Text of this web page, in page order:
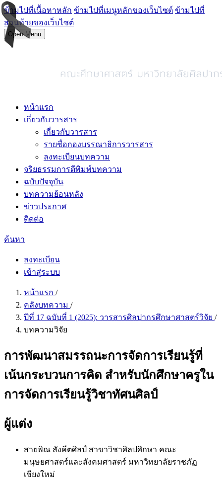
ข้ามไปที่เนื้อหาหลัก ข้ามไปที่เมนูหลักของเว็บไซต์ ข้ามไปที่
ส่วนท้ายของเว็บไซต์
Open Menu
หน้าแรก
เกี่ยวกับวารสาร
เกี่ยวกับวารสาร
รายชื่อกองบรรณาธิการวารสาร
ลงทะเบียนบทความ
จริยธรรมการตีพิมพ์บทความ
ฉบับปัจจุบัน
บทความย้อนหลัง
ข่าวประกาศ
ติดต่อ
ค้นหา
ลงทะเบียน
เข้าสู่ระบบ
หน้าแรก /
คลังบทความ /
ปีที่ 17 ฉบับที่ 1 (2025): วารสารศิลปากรศึกษาศาสตร์วิจัย /
บทความวิจัย
การพัฒนาสมรรถนะการจัดการเรียนรู้ที่
เน้นกระบวนการคิด สำหรับนักศึกษาครูใน
การจัดการเรียนรู้วิชาทัศนศิลป์
ผู้แต่ง
สายพิณ สังคีตศิลป์ สาขาวิชาศิลปศึกษา คณะ
มนุษยศาสตร์และสังคมศาสตร์ มหาวิทยาลัยราชภัฏ
เชียงใหม่